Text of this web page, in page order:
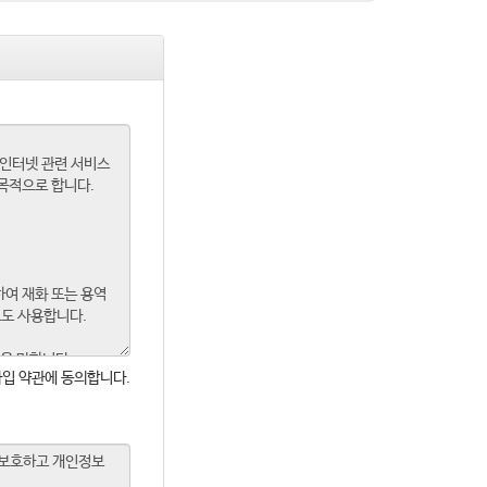
약관에 동의합니다.